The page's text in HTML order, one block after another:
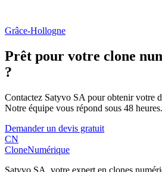
Grâce-Hollogne
Prêt pour votre clone
?
Contactez Satyvo SA pour obtenir votre
Notre équipe vous répond sous 48 heures.
Demander un devis gratuit
CN
CloneNumérique